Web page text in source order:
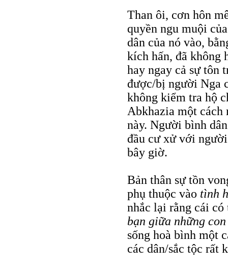
Than ôi, cơn hôn
quyền ngu muội
dân của nó vào,
kích hấn, đã không
hay ngay cả sự tôn
được/bị người Nga
không kiểm tra hộ
Abkhazia một cách
này. Người bình
đầu cư xử với
bây giờ.
Bản thân sự tồn
phụ thuộc vào tình
nhắc lại rằng cái
bạn giữa những
sống hoà bình một
các dân/sắc tộc rất